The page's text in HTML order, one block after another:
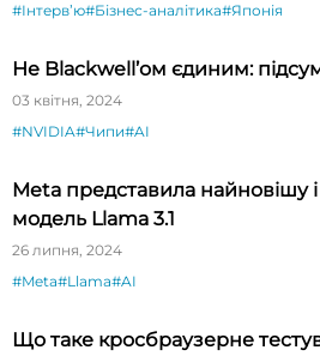
#Інтервʼю#Бізнес-аналітика#Японія
Не Blackwell’ом єдиним:
03 квітня, 2024
#NVIDIA#Чипи#AI
Meta представила найновішу
модель Llama 3.1
26 липня, 2024
#Meta#Llama#AI
Що таке кросбраузерне